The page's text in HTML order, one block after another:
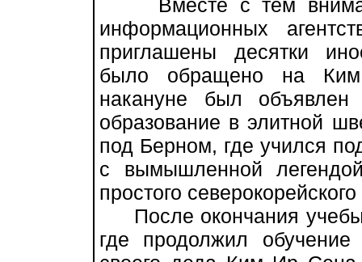
Вместе с тем
информационных
приглашены десятки
было обращено на Ким
накануне был
образование в элитной
под Берном, где учился
с вымышленной
простого
После окончания
где продолжил